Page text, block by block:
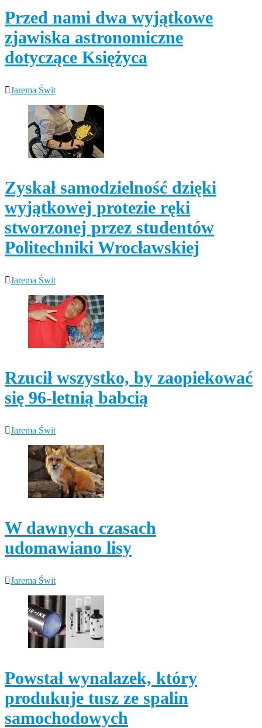
Przed nami dwa wyjątkowe
zjawiska astronomiczne
dotyczące Księżyca
Jarema Świt
Zyskał samodzielność dzięki
wyjątkowej protezie ręki
stworzonej przez studentów
Politechniki Wrocławskiej
Jarema Świt
Rzucił wszystko, by zaopiekować
się 96-letnią babcią
Jarema Świt
W dawnych czasach
udomawiano lisy
Jarema Świt
Powstał wynalazek, który
produkuje tusz ze spalin
samochodowych